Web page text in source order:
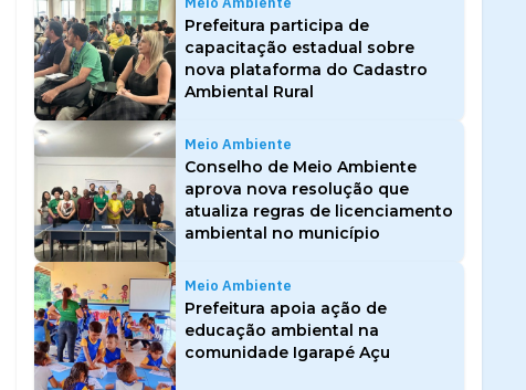
Prefeitura participa de
capacitação estadual sobre
nova plataforma do Cadastro
Ambiental Rural
Meio Ambiente
Conselho de Meio Ambiente
aprova nova resolução que
atualiza regras de licenciamento
ambiental no município
Meio Ambiente
Prefeitura apoia ação de
educação ambiental na
comunidade Igarapé Açu